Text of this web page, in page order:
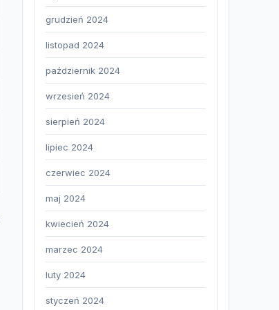
grudzień 2024
listopad 2024
październik 2024
wrzesień 2024
sierpień 2024
lipiec 2024
czerwiec 2024
maj 2024
kwiecień 2024
marzec 2024
luty 2024
styczeń 2024